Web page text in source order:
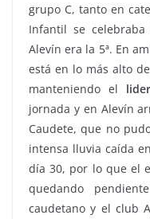
grupo C, tanto en
Infantil se
Alevín era la 5ª. En
está en lo más alto
manteniendo el
jornada y en Alevín
Caudete, que no
intensa lluvia caída
día 30, por lo que el
quedando
caudetano y el club